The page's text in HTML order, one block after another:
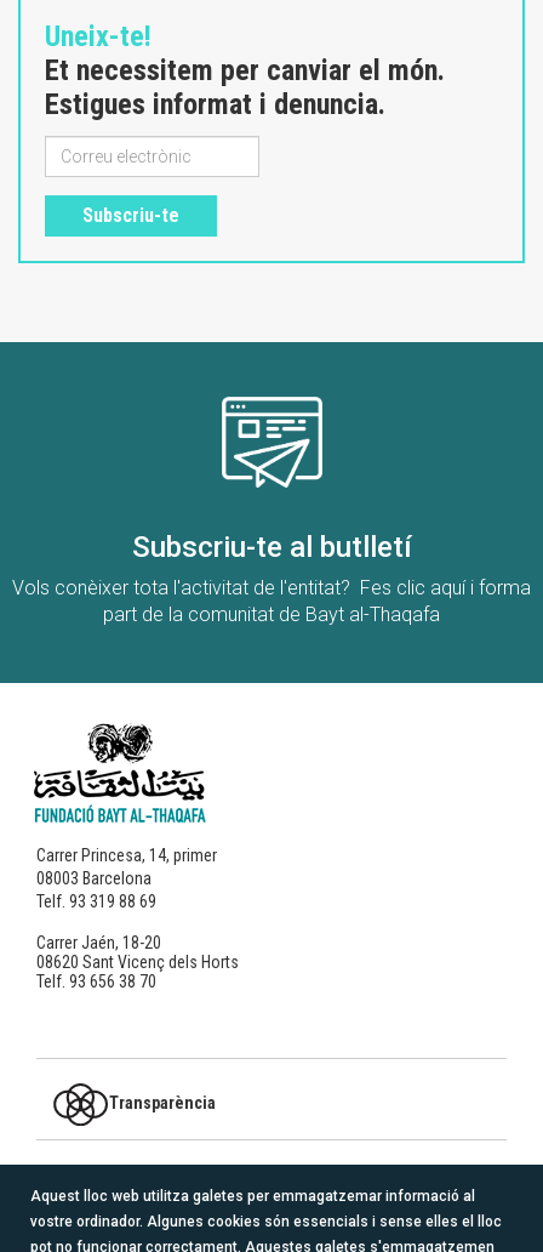
Uneix-te!
Et necessitem per canviar el món.
Estigues informat i denuncia.
Subscriu-te
Subscriu-te al butlletí
Vols conèixer tota l'activitat de l'entitat? Fes clic aquí i forma
part de la comunitat de Bayt al-Thaqafa
Carrer Princesa, 14, primer
08003 Barcelona
Telf. 93 319 88 69
Carrer Jaén, 18-20
08620 Sant Vicenç dels Horts
Telf. 93 656 38 70
Transparència
MEMBRE DE
Aquest lloc web utilitza galetes per emmagatzemar informació al
vostre ordinador. Algunes cookies són essencials i sense elles el lloc
pot no funcionar correctament. Aquestes galetes s'emmagatzemen